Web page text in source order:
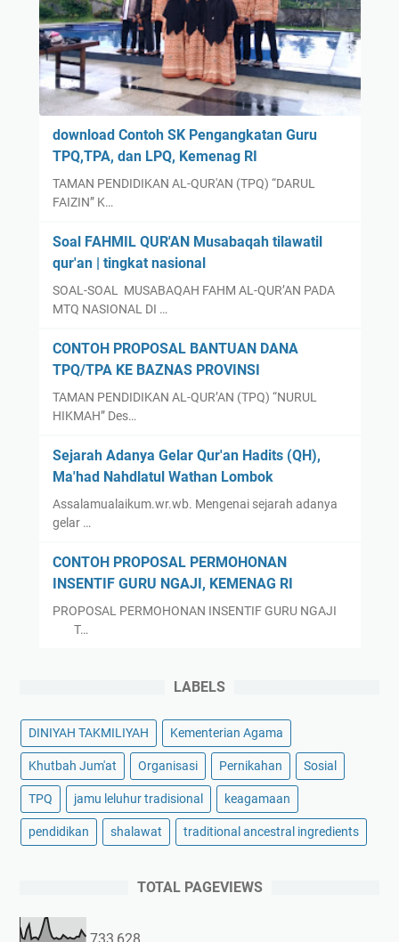
download Contoh SK Pengangkatan Guru
TPQ,TPA, dan LPQ, Kemenag RI
TAMAN PENDIDIKAN AL-QUR'AN (TPQ) “DARUL
FAIZIN” K…
Soal FAHMIL QUR'AN Musabaqah tilawatil
qur'an | tingkat nasional
SOAL-SOAL MUSABAQAH FAHM AL-QUR’AN PADA
MTQ NASIONAL DI …
CONTOH PROPOSAL BANTUAN DANA
TPQ/TPA KE BAZNAS PROVINSI
TAMAN PENDIDIKAN AL-QUR’AN (TPQ) “NURUL
HIKMAH” Des…
Sejarah Adanya Gelar Qur'an Hadits (QH),
Ma'had Nahdlatul Wathan Lombok
Assalamualaikum.wr.wb. Mengenai sejarah adanya
gelar …
CONTOH PROPOSAL PERMOHONAN
INSENTIF GURU NGAJI, KEMENAG RI
PROPOSAL PERMOHONAN INSENTIF GURU NGAJI
T…
LABELS
DINIYAH TAKMILIYAH Kementerian Agama
Khutbah Jum'at Organisasi Pernikahan Sosial
TPQ jamu leluhur tradisional keagamaan
pendidikan shalawat traditional ancestral ingredients
TOTAL PAGEVIEWS